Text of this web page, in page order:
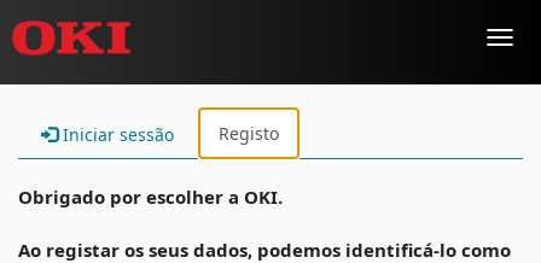
Iniciar sessão Registo
Obrigado por escolher a OKI.
Ao registar os seus dados, podemos identificá-lo como